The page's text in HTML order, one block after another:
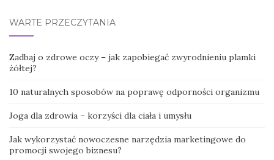
WARTE PRZECZYTANIA
Zadbaj o zdrowe oczy – jak zapobiegać zwyrodnieniu plamki
żółtej?
10 naturalnych sposobów na poprawę odporności organizmu
Joga dla zdrowia – korzyści dla ciała i umysłu
Jak wykorzystać nowoczesne narzędzia marketingowe do
promocji swojego biznesu?